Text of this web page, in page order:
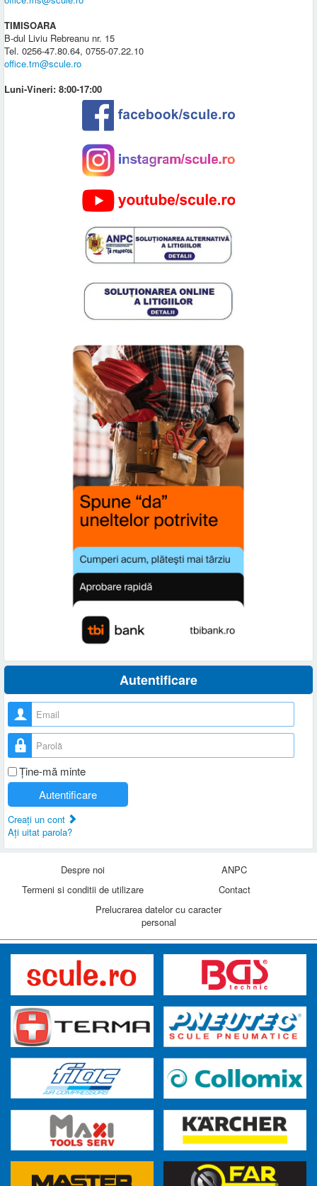
TIMISOARA
B-dul Liviu Rebreanu nr. 15
Tel. 0256-47.80.64, 0755-07.22.10
office.tm@scule.ro
Luni-Vineri: 8:00-17:00
Autentificare
Nume utilizator
Parolă
Ţine-mă minte
Autentificare
Creaţi un cont
Aţi uitat parola?
Despre noi
ANPC
Termeni si conditii de utilizare
Contact
Prelucrarea datelor cu caracter
personal